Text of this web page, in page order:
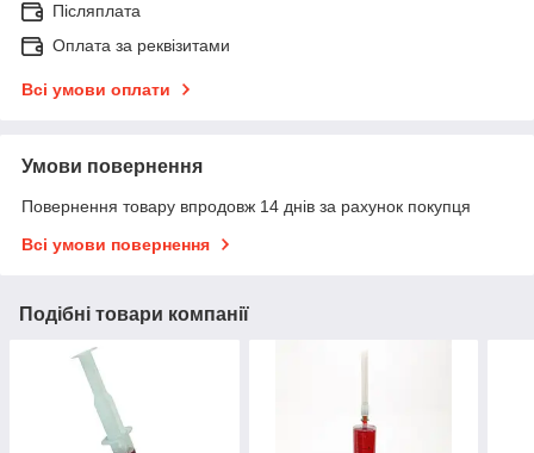
Післяплата
Оплата за реквізитами
Всі умови оплати
Умови повернення
Повернення товару впродовж 14 днів за рахунок покупця
Всі умови повернення
Подібні товари компанії